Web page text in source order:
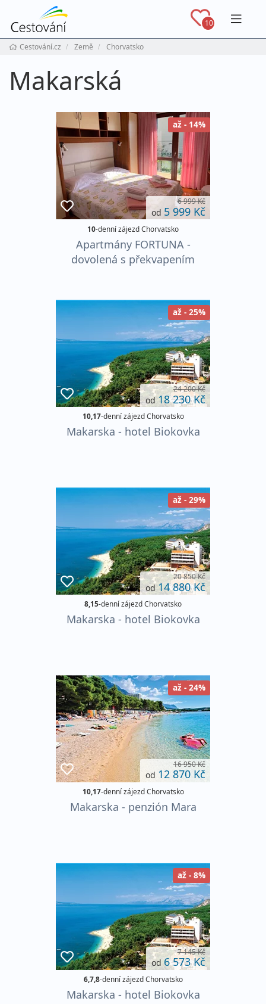
10
Cestování.cz Země Chorvatsko
Makarská
až - 14%
6 999 Kč
od 5 999 Kč
10-denní zájezd Chorvatsko
Apartmány FORTUNA -
dovolená s překvapením
až - 25%
24 200 Kč
od 18 230 Kč
10,17-denní zájezd Chorvatsko
Makarska - hotel Biokovka
až - 29%
20 850 Kč
od 14 880 Kč
8,15-denní zájezd Chorvatsko
Makarska - hotel Biokovka
až - 24%
16 950 Kč
od 12 870 Kč
10,17-denní zájezd Chorvatsko
Makarska - penzión Mara
až - 8%
7 145 Kč
od 6 573 Kč
6,7,8-denní zájezd Chorvatsko
Makarska - hotel Biokovka